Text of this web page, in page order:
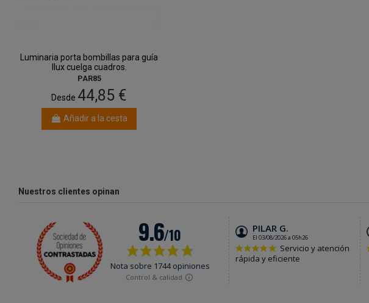
Luminaria porta bombillas para guía
Ilux cuelga cuadros.
PAR85
Desde 44,85 €
Añadir a la cesta
Nuestros clientes opinan